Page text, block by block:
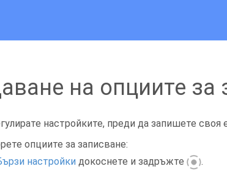
на опциите за
настройките, преди да запишете своя
опциите за записване:
настройки докоснете и задръжте
.